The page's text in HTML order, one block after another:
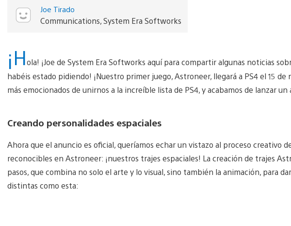
Joe Tirado
Communications, System Era Softworks
¡Hola! ¡Joe de System Era Softworks aquí para compartir algunas noticias
habéis estado pidiendo! ¡Nuestro primer juego, Astroneer, llegará a PS4 el 15
más emocionados de unirnos a la increíble lista de PS4, y acabamos de lanzar
Creando personalidades espaciales
Ahora que el anuncio es oficial, queríamos echar un vistazo al proceso creativo
reconocibles en Astroneer: ¡nuestros trajes espaciales! La creación de trajes
pasos, que combina no solo el arte y lo visual, sino también la animación, para
distintas como esta: